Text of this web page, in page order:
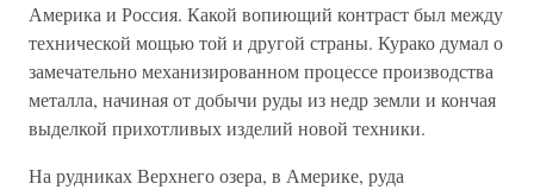
Америка и Россия. Какой вопиющий контраст был между
технической мощью той и другой страны. Курако думал о
замечательно механизированном процессе производства
металла, начиная от добычи руды из недр земли и кончая
выделкой прихотливых изделий новой техники.
На рудниках Верхнего озера, в Америке, руда